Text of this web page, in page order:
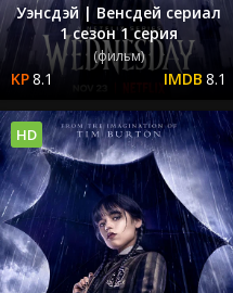
Уэнсдэй | Венсдей сериал
1 сезон 1 серия
(фильм)
8.1 8.1
HD